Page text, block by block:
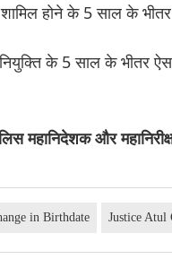
होने के 5 साल के भीतर
के 5 साल के भीतर
महानिदेशक और
in Birthdate Justice Atul